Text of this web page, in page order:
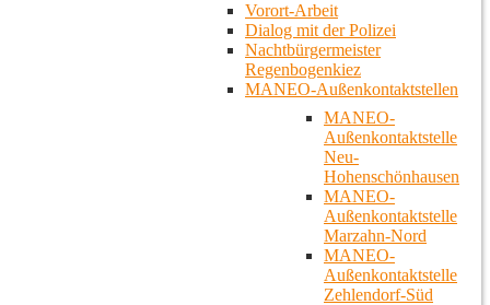
Vorort-Arbeit
Dialog mit der Polizei
Nachtbürgermeister
Regenbogenkiez
MANEO-Außenkontaktstellen
MANEO-
Außenkontaktstelle
Neu-
Hohenschönhausen
MANEO-
Außenkontaktstelle
Marzahn-Nord
MANEO-
Außenkontaktstelle
Zehlendorf-Süd